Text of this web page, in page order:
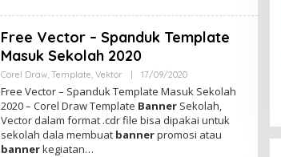
Free Vector – Spanduk Template
Masuk Sekolah 2020
Corel Draw, Template Vektor | 17/09/2020O
L
E
H
A
M
Free Vector – Spanduk Template Masuk Sekolah
2020 – Corel Draw Template BannerSekolah,
Vector dalam format .cdr file bisa dipakai untuk
sekolah dala membuat bannerpromosi atau
bannerkegiatan…